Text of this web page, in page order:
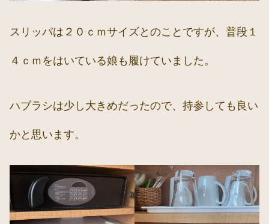
スリッパは２０ｃｍサイズとのことですが、普段１
４ｃｍをはいている娘も履けていました。
ハブラシは少し大きめだったので、持参しても良い
かと思います。